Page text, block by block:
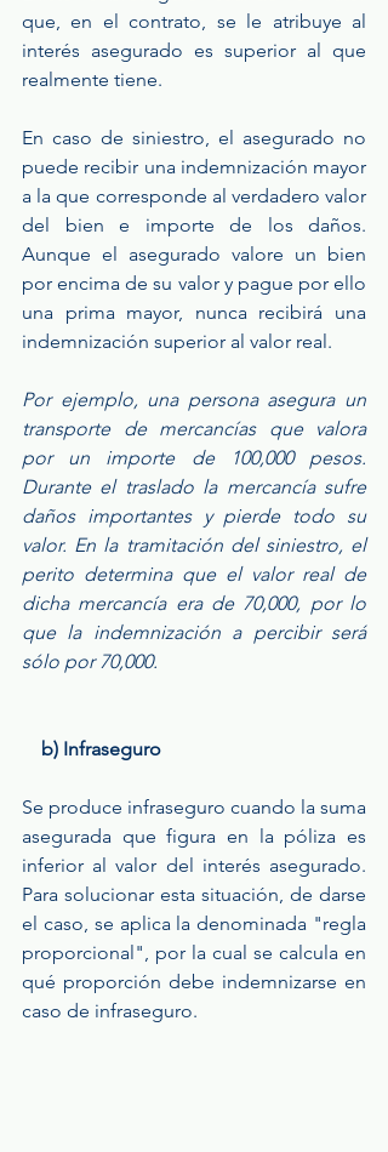
que, en el contrato, se le atribuye al
interés asegurado es superior al que
realmente tiene.
En caso de siniestro, el asegurado no
puede recibir una indemnización mayor
a la que corresponde al verdadero valor
del bien e importe de los daños.
Aunque el asegurado valore un bien
por encima de su valor y pague por ello
una prima mayor, nunca recibirá una
indemnización superior al valor real.
Por ejemplo, una persona asegura un
transporte de mercancías que valora
por un importe de 100,000 pesos.
Durante el traslado la mercancía sufre
daños importantes y pierde todo su
valor. En la tramitación del siniestro, el
perito determina que el valor real de
dicha mercancía era de 70,000, por lo
que la indemnización a percibir será
sólo por 70,000.
    b) Infraseguro
Se produce infraseguro cuando la suma
asegurada que figura en la póliza es
inferior al valor del interés asegurado.
Para solucionar esta situación, de darse
el caso, se aplica la denominada "regla
proporcional", por la cual se calcula en
qué proporción debe indemnizarse en
caso de infraseguro.